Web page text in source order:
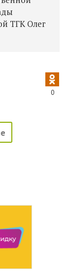
ТГК Олег
0